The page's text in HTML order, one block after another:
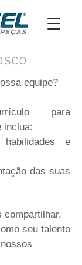
equipe?
para
inclua:
e
das suas
compartilhar,
seu talento